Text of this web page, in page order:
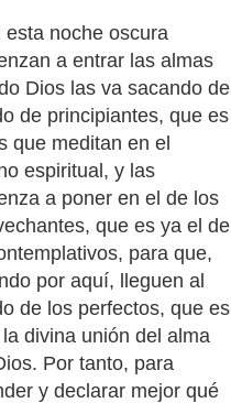
esta noche oscura
a entrar las almas
Dios las va sacando de
de principiantes, que es
que meditan en el
espiritual, y las
a poner en el de los
que es ya el de
para que,
por aquí, lleguen al
de los perfectos, que es
divina unión del alma
Por tanto, para
y declarar mejor qué